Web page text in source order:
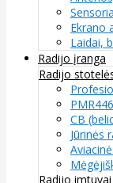
Ekrano
Laidai,
Radijo įranga
Radijo
CB
Jūrinės
Radijo